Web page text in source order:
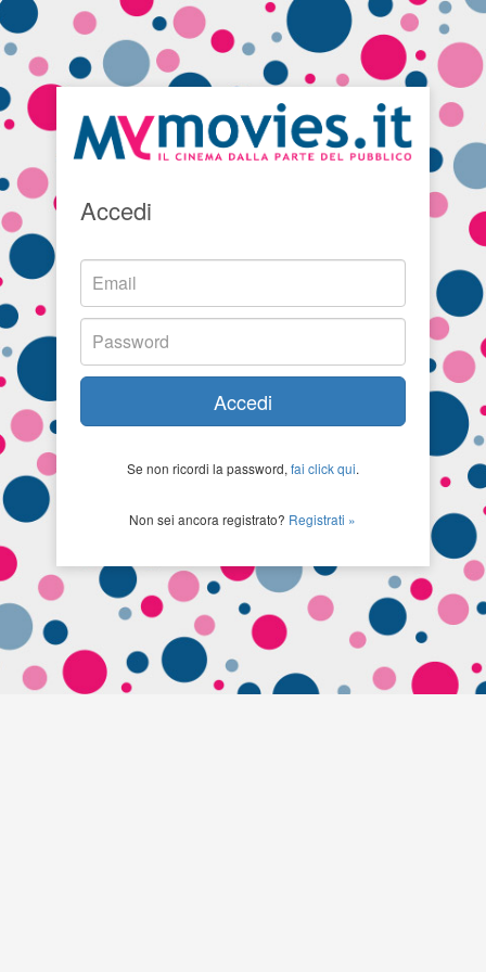
Accedi
Accedi
Se non ricordi la password, fai click qui.
Non sei ancora registrato? Registrati »